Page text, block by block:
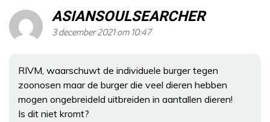
ASIANSOULSEARCHER
3 december 2021 om 10:47
RIVM, waarschuwt de individuele burger tegen
zoonosen maar de burger die veel dieren hebben
mogen ongebreideld uitbreiden in aantallen dieren!
Is dit niet kromt?